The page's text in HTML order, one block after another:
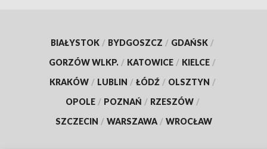
BIAŁYSTOK / BYDGOSZCZ / GDAŃSK /
GORZÓW WLKP. / KATOWICE / KIELCE /
KRAKÓW / LUBLIN / ŁÓDŹ / OLSZTYN /
OPOLE / POZNAŃ / RZESZÓW /
SZCZECIN / WARSZAWA / WROCŁAW